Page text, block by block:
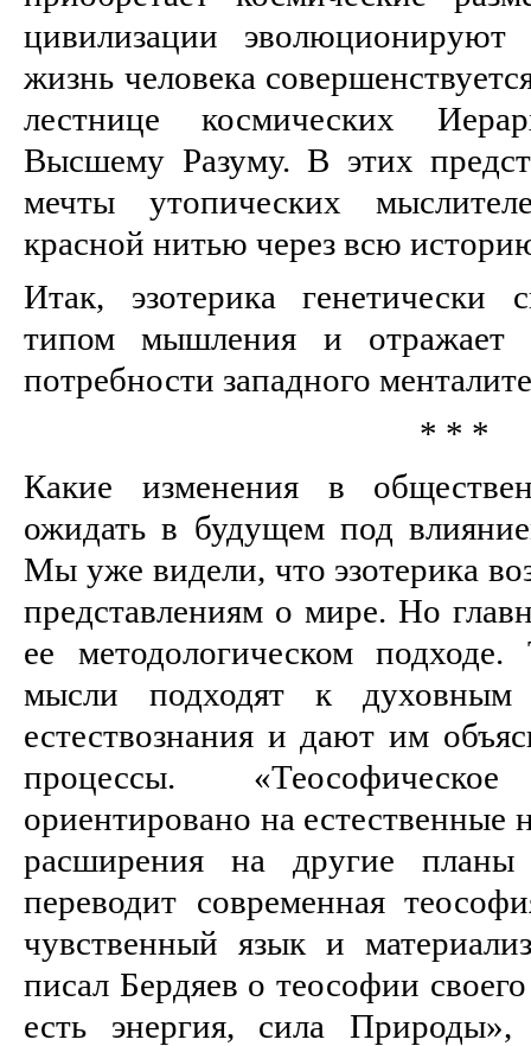
цивилизации
жизнь человека
лестнице космических
Высшему Разуму. В этих
мечты утопических
красной нитью через всю
Итак, эзотерика генетически
типом мышления и отражает
потребности западного
* * *
Какие изменения в
ожидать в будущем под
Мы уже видели, что эзотерика
представлениям о мире. Но
ее методологическом подходе.
мысли подходят к
естествознания и дают им
процессы.
ориентировано на естественные
расширения на другие
переводит современная
чувственный язык и
писал Бердяев о теософии
есть энергия, сила